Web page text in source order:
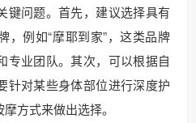
键问题。首先，建议选择具有
，例如“摩耶到家”，这类品牌
专业团队。其次，可以根据自
针对某些身体部位进行深度护
方式来做出选择。